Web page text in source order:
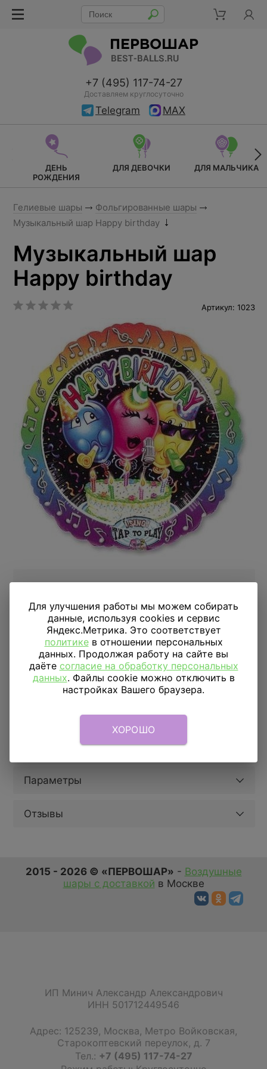
+7 (495) 117-74-27
Доставляем круглосуточно
Telegram MAX
ДЕНЬ
РОЖДЕНИЯ
ДЛЯ ДЕВОЧКИ ДЛЯ МАЛЬЧИКА
Гелиевые шары
Фольгированные шары
Музыкальный шар Happy birthday
Музыкальный шар
Happy birthday
Артикул: 1023
Подобрать аналог
ДОСТАВКАПО МОСКВЕ
690 руб.+ 50 руб/км.
Скидка подписчикам 5%
Параметры
Отзывы
2015 - 2026 © «ПЕРВОШАР» - Воздушные
шары с доставкой в Москве
ИП Минич Александр Александрович
ИНН 501712449546
Адрес: 125239, Москва, Метро Войковская,
Старокоптевский переулок, д. 7
Тел.: +7 (495) 117-74-27
Для улучшения работы мы можем собирать
данные, используя cookies и сервис
Яндекс.Метрика. Это соответствует
политикев отношении персональных
данных. Продолжая работу на сайте вы
даёте согласие на обработку персональных
данных. Файлы cookie можно отключить в
настройках Вашего браузера.
ХОРОШО